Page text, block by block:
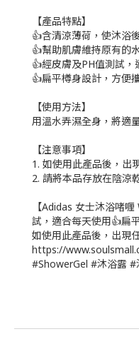
【產品特點】
👍含清涼薄荷，使沐浴
👍幫助肌膚維持原有的
👍經皮膚及PH值測試，
👍扁平樽身設計，方便
【使用方法】
用溫水弄濕全身，將適
【注意事項】
1. 如使用此產品後，出
2. 請將本品存放在陰涼
【Adidas 女士沐浴啫
試，適合每天使用👍扁
如使用此產品後，出現
https://
#ShowerGel #沐浴露